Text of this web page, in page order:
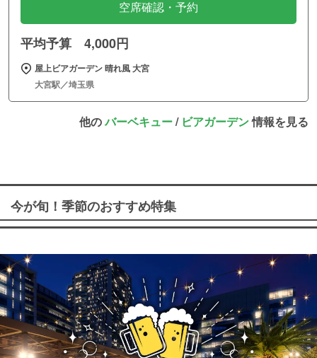
空席確認・予約
平均予算 4,000円
屋上ビアガーデン 晴れ風 大宮
大宮駅／埼玉県
他のバーベキュー/ ビアガーデン情報を見る
今が旬！季節のおすすめ特集